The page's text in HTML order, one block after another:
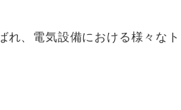
、電気設備における様々なト